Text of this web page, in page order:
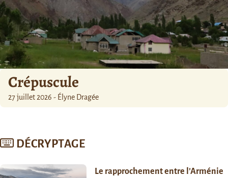
Crépuscule
27 juillet 2026 - Élyne Dragée
DÉCRYPTAGE
Le rapprochement entre l’Arménie